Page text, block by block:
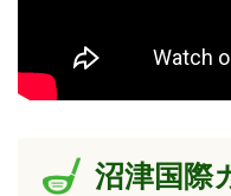
沼津国際